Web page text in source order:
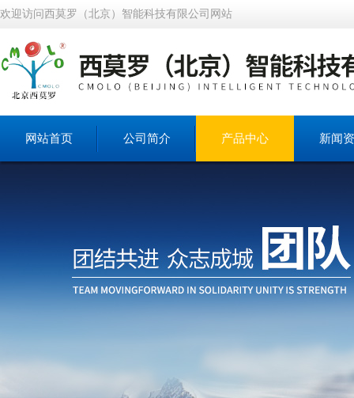
欢迎访问西莫罗（北京）智能科技有限公司网站
网站首页 公司简介 产品中心 新闻